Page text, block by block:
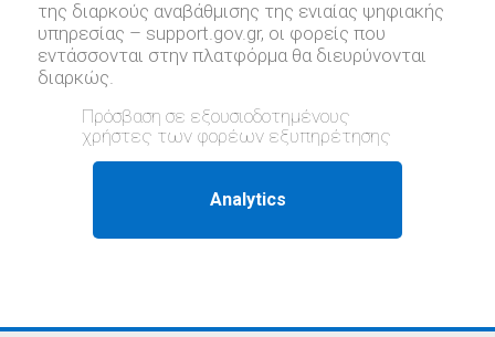
της διαρκούς αναβάθμισης της ενιαίας ψηφιακής
υπηρεσίας – support.gov.gr, oι φορείς που
εντάσσονται στην πλατφόρμα θα διευρύνονται
διαρκώς.
Πρόσβαση σε εξουσιοδοτημένους
χρήστες των φορέων εξυπηρέτησης